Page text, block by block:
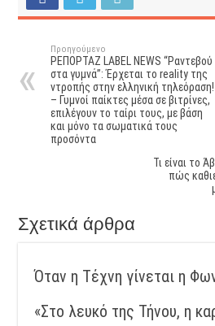
Προηγούμενο
ΡΕΠΟΡΤΑΖ LABEL NEWS “Ραντεβού
στα γυμνά”: Έρχεται το reality της
ντροπής στην ελληνική τηλεόραση!
– Γυμνοί παίκτες μέσα σε βιτρίνες,
επιλέγουν το ταίρι τους, με βάση
και μόνο τα σωματικά τους
προσόντα
Τι είναι το
πώς
Σχετικά άρθρα
Όταν η Τέχνη γίνεται η
«Στο λευκό της Τήνου, η